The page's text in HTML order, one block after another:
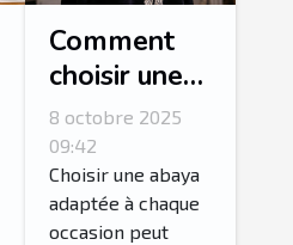
Comment
choisir une
abaya
adaptée à
chaque
occasion ?
8 octobre 2025
09:42
Choisir une abaya
adaptée à chaque
occasion peut